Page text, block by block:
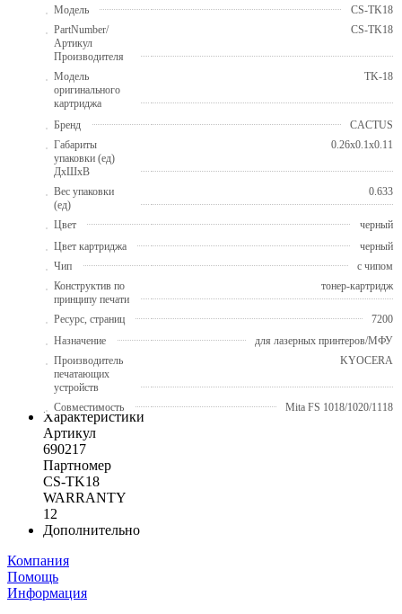
Модель
CS-TK18
PartNumber/
Артикул
Производителя
CS-TK18
Модель
оригинального
картриджа
TK-18
Бренд
CACTUS
Габариты
упаковки (ед)
ДхШхВ
0.26x0.1x0.11
Вес упаковки
(ед)
0.633
Цвет
черный
Цвет картриджа
черный
Чип
с чипом
Конструктив по
принципу печати
тонер-картридж
Ресурс, страниц
7200
Назначение
для лазерных принтеров/МФУ
Производитель
печатающих
устройств
KYOCERA
Совместимость Mita FS 1018/1020/1118
Характеристики
Артикул
690217
Партномер
CS-TK18
WARRANTY
12
Дополнительно
Компания
Помощь
Информация